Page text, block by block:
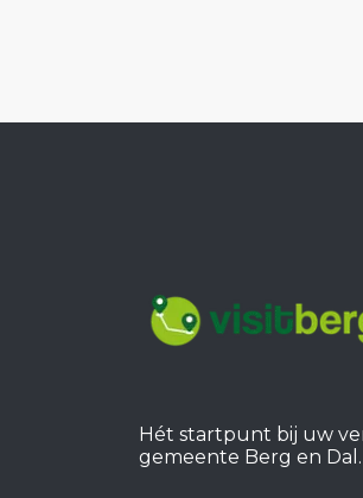
Hét startpunt bij uw
gemeente Berg en Dal.